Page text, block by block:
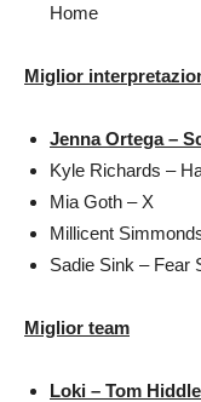
Home
Miglior
Jenna Ortega –
Kyle Richards –
Mia Goth – X
Millicent
Sadie Sink – Fear
Miglior team
Loki – Tom